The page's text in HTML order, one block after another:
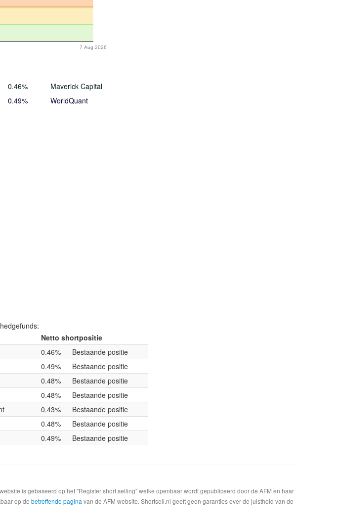
7 Aug 2026
0.46%
Maverick Capital
0.49%
WorldQuant
Netto shortpositie
0.46%
Bestaande positie
0.49%
Bestaande positie
0.48%
Bestaande positie
0.48%
Bestaande positie
0.43%
Bestaande positie
0.48%
Bestaande positie
0.49% Bestaande positie
is gebaseerd op het "Register short selling" welke openbaar wordt gepubliceerd door de AFM en haar
op de betreffende pagina van de AFM website. Shortsell.nl geeft geen garanties over de juistheid van de